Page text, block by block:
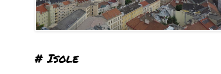
# Isole